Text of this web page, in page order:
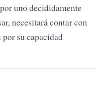
uno decididamente
necesitará contar con
por su capacidad